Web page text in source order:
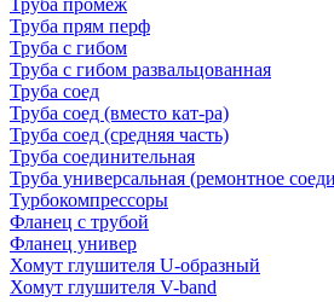
Труба прям перф
Труба с гибом
Труба с гибом развальцованная
Труба соед
Труба соед (вместо кат-ра)
Труба соед (средняя часть)
Труба соединительная
Труба универсальная (ремонтное
Турбокомпрессоры
Фланец с трубой
Фланец универ
Хомут глушителя U-образный
Хомут глушителя V-band